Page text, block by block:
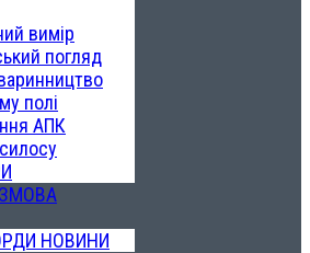
вимір
погляд
полі
АПК
НОВИНИ